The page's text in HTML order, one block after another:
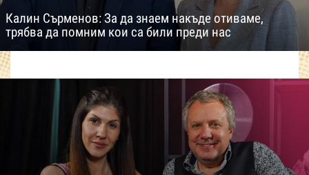
Калин Сърменов: За да знаем накъде отиваме,
трябва да помним кои са били преди нас